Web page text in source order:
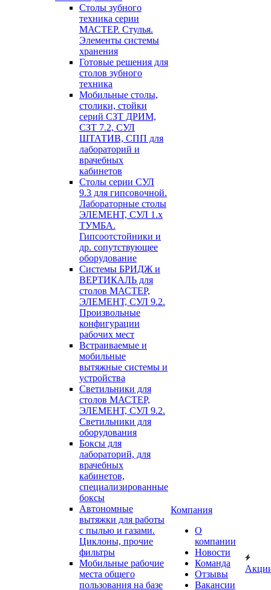
Столы зубного
техника серии
МАСТЕР. Стулья.
Элементы системы
хранения
Готовые решения для
столов зубного
техника
Мобильные столы,
столики, стойки
серий СЗТ ДРИМ,
СЗТ 7.2, СУЛ
ШТАТИВ, СПП для
лабораторий и
врачебных
кабинетов
Столы серии СУЛ
9.3 для гипсовочной.
Лабораторные столы
ЭЛЕМЕНТ, СУЛ 1.х
ТУМБА.
Гипсоотстойники и
др. сопутствующее
оборудование
Системы БРИДЖ и
ВЕРТИКАЛЬ для
столов МАСТЕР,
ЭЛЕМЕНТ, СУЛ 9.2.
Произвольные
конфигурации
рабочих мест
Встраиваемые и
мобильные
вытяжные системы и
устройства
Светильники для
столов МАСТЕР,
ЭЛЕМЕНТ, СУЛ 9.2.
Светильники для
оборудования
Боксы для
лабораторий, для
врачебных
кабинетов,
специализированные
боксы
Автономные
вытяжки для работы
с пылью и газами.
Циклоны, прочие
фильтры
Мобильные рабочие
места общего
пользования на базе
Компания
О
компании
Новости
Команда
Отзывы
Вакансии